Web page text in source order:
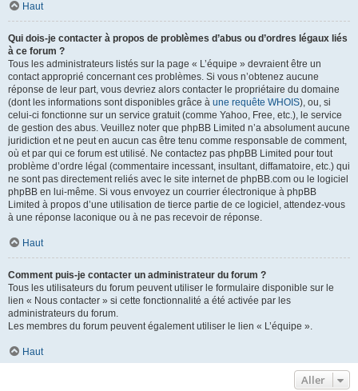
Haut
Qui dois-je contacter à propos de problèmes d’abus ou d’ordres légaux liés
à ce forum ?
Tous les administrateurs listés sur la page « L’équipe » devraient être un
contact approprié concernant ces problèmes. Si vous n’obtenez aucune
réponse de leur part, vous devriez alors contacter le propriétaire du domaine
(dont les informations sont disponibles grâce à une requête WHOIS), ou, si
celui-ci fonctionne sur un service gratuit (comme Yahoo, Free, etc.), le service
de gestion des abus. Veuillez noter que phpBB Limited n’a absolument aucune
juridiction et ne peut en aucun cas être tenu comme responsable de comment,
où et par qui ce forum est utilisé. Ne contactez pas phpBB Limited pour tout
problème d’ordre légal (commentaire incessant, insultant, diffamatoire, etc.) qui
ne sont pas directement reliés avec le site internet de phpBB.com ou le logiciel
phpBB en lui-même. Si vous envoyez un courrier électronique à phpBB
Limited à propos d’une utilisation de tierce partie de ce logiciel, attendez-vous
à une réponse laconique ou à ne pas recevoir de réponse.
Haut
Comment puis-je contacter un administrateur du forum ?
Tous les utilisateurs du forum peuvent utiliser le formulaire disponible sur le
lien « Nous contacter » si cette fonctionnalité a été activée par les
administrateurs du forum.
Les membres du forum peuvent également utiliser le lien « L’équipe ».
Haut
Aller